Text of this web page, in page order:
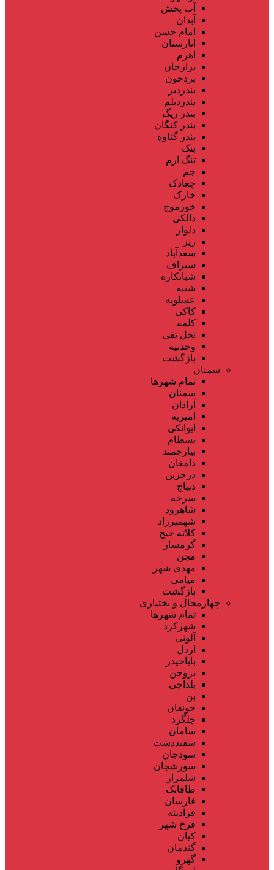
آب پخش
آبدان
امام حسن
انارستان
اهرم
برازجان
بردخون
بندردیر
بندردیلم
بندر ریگ
بندر کنگان
بندر گناوه
بنک
تنگ ارم
جم
چغادک
خارک
خورموج
دالکی
دلوار
ریز
سعدآباد
سیراف
شبانکاره
شنبه
عسلویه
کاکی
کلمه
نخل تقی
وحدتیه
بازگشت
سمنان
تمام شهر‌ها
سمنان
آرادان
امیریه
ایوانکی
بسطام
بیارجمند
دامغان
درجزین
دیباج
سرخه
شاهرود
شهمیرزاد
کلاته خیج
گرمسار
مجن
مهدی شهر
میامی
بازگشت
چهارمحال و بختیاری
تمام شهر‌ها
شهرکرد
آلونی
اردل
باباحیدر
بروجن
بلداجی
بن
جونقان
چلگرد
سامان
سفیددشت
سودجان
سورشجان
شلمزار
طاقانک
فارسان
فرادبنه
فرخ شهر
کیان
گندمان
گهرو